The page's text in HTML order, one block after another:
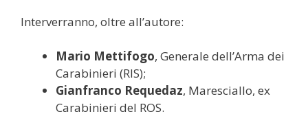
Interverranno, oltre all’autore:
Mario Mettifogo, Generale dell’Arma dei
Carabinieri (RIS);
Gianfranco Requedaz, Maresciallo, ex
Carabinieri del ROS.